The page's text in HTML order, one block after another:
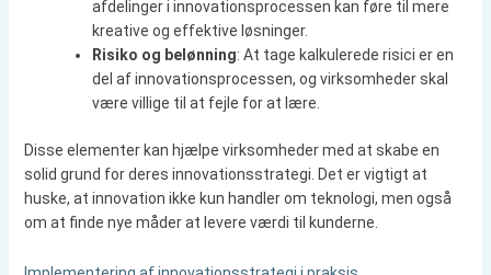
afdelinger i innovationsprocessen kan føre til mere
kreative og effektive løsninger.
Risiko og belønning: At tage kalkulerede risici er en
del af innovationsprocessen, og virksomheder skal
være villige til at fejle for at lære.
Disse elementer kan hjælpe virksomheder med at skabe en
solid grund for deres innovationsstrategi. Det er vigtigt at
huske, at innovation ikke kun handler om teknologi, men også
om at finde nye måder at levere værdi til kunderne.